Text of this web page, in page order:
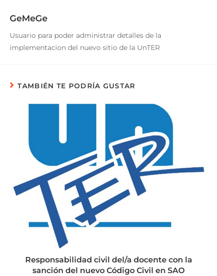
GeMeGe
Usuario para poder administrar detalles de la
implementacion del nuevo sitio de la UnTER
TAMBIÉN TE PODRÍA GUSTAR
Responsabilidad civil del/a docente con la
sanción del nuevo Código Civil en SAO